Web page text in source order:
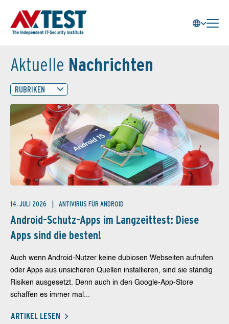
Aktuelle Nachrichten
RUBRIKEN
14. JULI 2026 ANTIVIRUS FÜR ANDROID
Android-Schutz-Apps im Langzeittest: Diese
Apps sind die besten!
Auch wenn Android-Nutzer keine dubiosen Webseiten aufrufen
oder Apps aus unsicheren Quellen installieren, sind sie ständig
Risiken ausgesetzt. Denn auch in den Google-App-Store
schaffen es immer mal...
ARTIKEL LESEN